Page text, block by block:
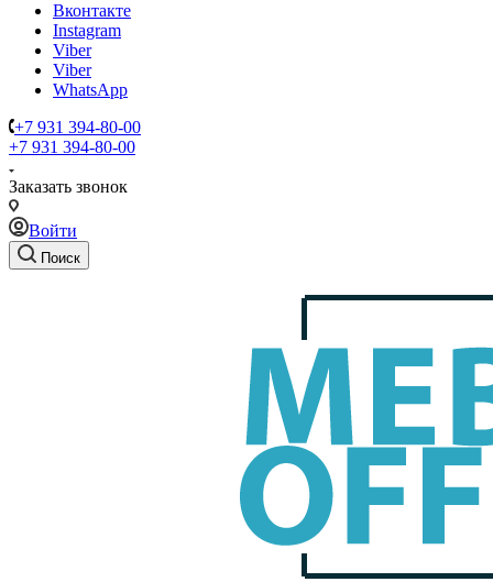
Вконтакте
Instagram
Viber
Viber
WhatsApp
+7 931 394-80-00
+7 931 394-80-00
Заказать звонок
Войти
Поиск